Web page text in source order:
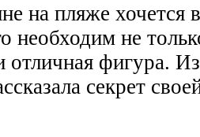
на пляже хочется
необходим не
отличная фигура.
секрет